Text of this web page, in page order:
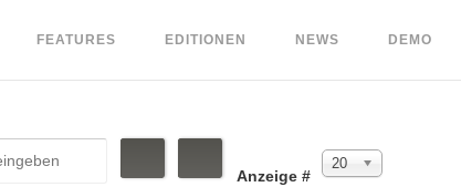
FEATURES EDITIONEN NEWS DEMO
Anzeige #
20